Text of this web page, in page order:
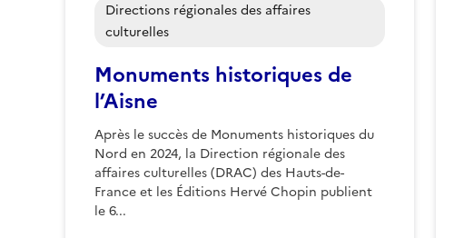
Monuments historiques de
l’Aisne
Après le succès de Monuments historiques du
Nord en 2024, la Direction régionale des
affaires culturelles (DRAC) des Hauts-de-
France et les Éditions Hervé Chopin publient
le 6...
Directions régionales des affaires
culturelles